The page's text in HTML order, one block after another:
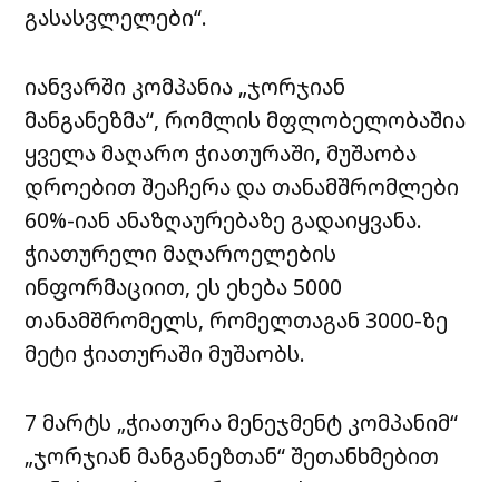
გასასვლელები“.
იანვარში კომპანია „ჯორჯიან
მანგანეზმა“, რომლის მფლობელობაშია
ყველა მაღარო ჭიათურაში, მუშაობა
დროებით შეაჩერა და თანამშრომლები
60%-იან ანაზღაურებაზე გადაიყვანა.
ჭიათურელი მაღაროელების
ინფორმაციით, ეს ეხება 5000
თანამშრომელს, რომელთაგან 3000-ზე
მეტი ჭიათურაში მუშაობს.
7 მარტს „ჭიათურა მენეჯმენტ კომპანიმ“
„ჯორჯიან მანგანეზთან“ შეთანხმებით